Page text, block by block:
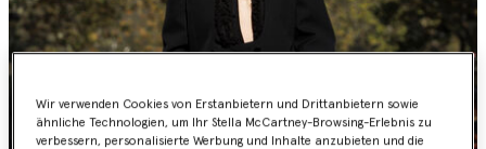
Wir verwenden Cookies von Erstanbietern und Drittanbietern sowie
ähnliche Technologien, um Ihr Stella McCartney-Browsing-Erlebnis zu
verbessern, personalisierte Werbung und Inhalte anzubieten und die